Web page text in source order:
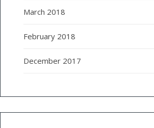
March 2018
February 2018
December 2017